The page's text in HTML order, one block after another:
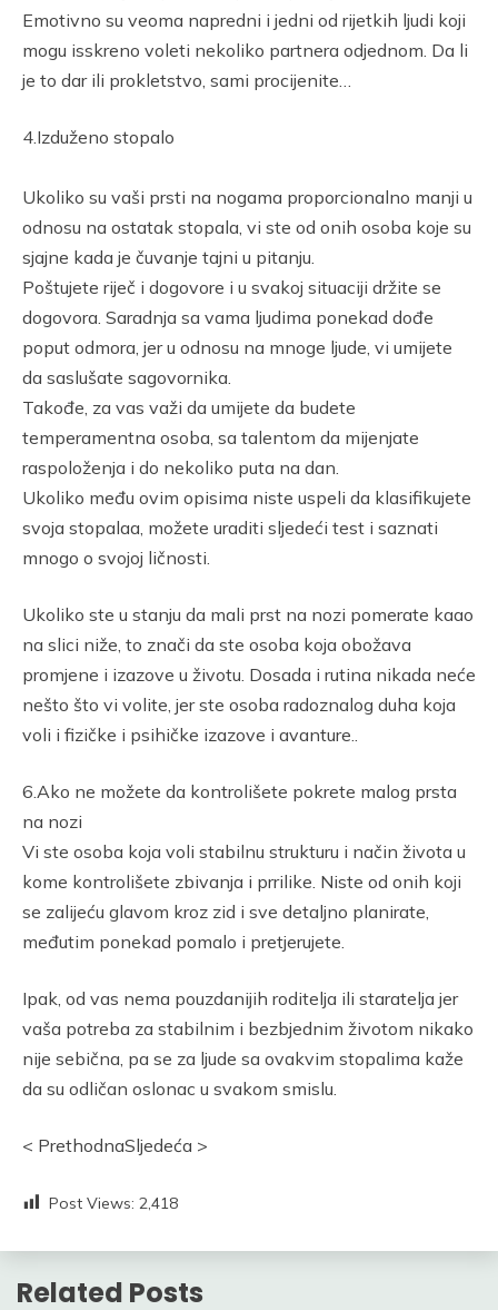
Emotivno su veoma napredni i jedni od rijetkih ljudi koji
mogu isskreno voleti nekoliko partnera odjednom. Da li
je to dar ili prokletstvo, sami procijenite…
4.Izduženo stopalo
Ukoliko su vaši prsti na nogama proporcionalno manji u
odnosu na ostatak stopala, vi ste od onih osoba koje su
sjajne kada je čuvanje tajni u pitanju.
Poštujete riječ i dogovore i u svakoj situaciji držite se
dogovora. Saradnja sa vama ljudima ponekad dođe
poput odmora, jer u odnosu na mnoge ljude, vi umijete
da saslušate sagovornika.
Takođe, za vas važi da umijete da budete
temperamentna osoba, sa talentom da mijenjate
raspoloženja i do nekoliko puta na dan.
Ukoliko među ovim opisima niste uspeli da klasifikujete
svoja stopalaa, možete uraditi sljedeći test i saznati
mnogo o svojoj ličnosti.
Ukoliko ste u stanju da mali prst na nozi pomerate kaao
na slici niže, to znači da ste osoba koja obožava
promjene i izazove u životu. Dosada i rutina nikada neće
nešto što vi volite, jer ste osoba radoznalog duha koja
voli i fizičke i psihičke izazove i avanture..
6.Ako ne možete da kontrolišete pokrete malog prsta
na nozi
Vi ste osoba koja voli stabilnu strukturu i način života u
kome kontrolišete zbivanja i prrilike. Niste od onih koji
se zalijeću glavom kroz zid i sve detaljno planirate,
međutim ponekad pomalo i pretjerujete.
Ipak, od vas nema pouzdanijih roditelja ili staratelja jer
vaša potreba za stabilnim i bezbjednim životom nikako
nije sebična, pa se za ljude sa ovakvim stopalima kaže
da su odličan oslonac u svakom smislu.
< PrethodnaSljedeća >
Post Views: 2,418
Related Posts